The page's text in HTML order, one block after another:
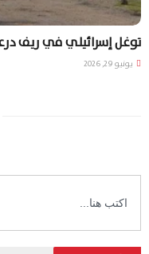
توغل إسرائيلي في ريف
يونيو 29, 2026